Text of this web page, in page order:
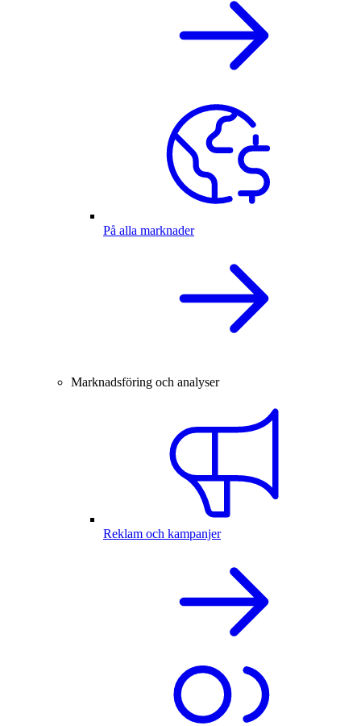
På alla marknader
Marknadsföring och analyser
Reklam och kampanjer